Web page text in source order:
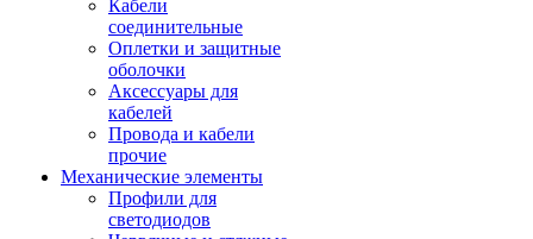
Кабели
соединительные
Оплетки и защитные
оболочки
Аксессуары для
кабелей
Провода и кабели
прочие
Механические элементы
Профили для
светодиодов